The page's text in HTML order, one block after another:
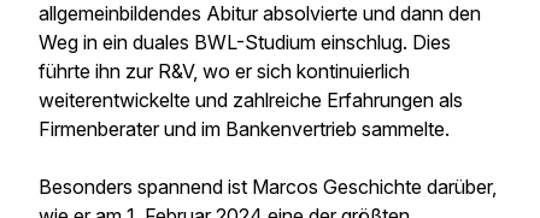
allgemeinbildendes Abitur absolvierte und dann den
Weg in ein duales BWL-Studium einschlug. Dies
führte ihn zur R&V, wo er sich kontinuierlich
weiterentwickelte und zahlreiche Erfahrungen als
Firmenberater und im Bankenvertrieb sammelte.
Besonders spannend ist Marcos Geschichte darüber,